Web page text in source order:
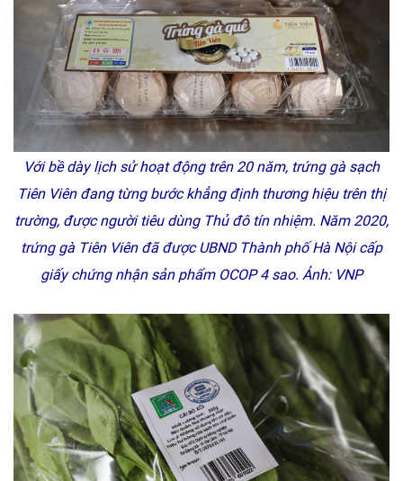
Với bề dày lịch sử hoạt động trên 20 năm, trứng gà sạch
Tiên Viên đang từng bước khẳng định thương hiệu trên thị
trường, được người tiêu dùng Thủ đô tín nhiệm. Năm 2020,
trứng gà Tiên Viên đã được UBND Thành phố Hà Nội cấp
giấy chứng nhận sản phẩm OCOP 4 sao. Ảnh: VNP